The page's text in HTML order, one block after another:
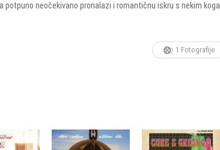
neočekivano pronalazi i romantičnu iskru s nekim koga
1 Fotografije